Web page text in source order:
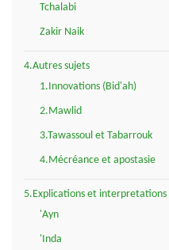
Tchalabi
Zakir Naik
4.Autres sujets
1.Innovations (Bid'ah)
2.Mawlid
3.Tawassoul et Tabarrouk
4.Mécréance et apostasie
5.Explications et interpretations
'Ayn
'Inda